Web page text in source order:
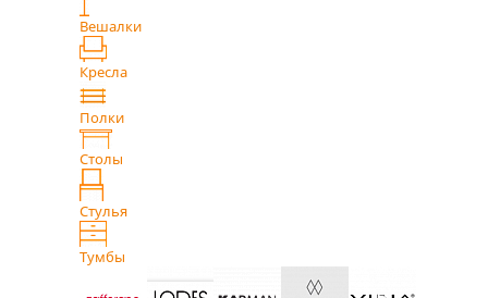
Вешалки
Кресла
Полки
Столы
Стулья
Тумбы